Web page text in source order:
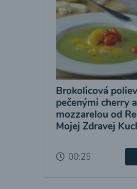
Brokolicová
pečenými cherry a
mozzarelou od
Mojej Zdravej
00:25